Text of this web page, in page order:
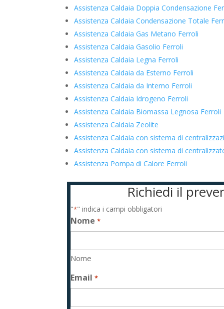
Assistenza Caldaia Doppia Condensazione
Assistenza Caldaia Condensazione Totale
Assistenza Caldaia Gas Metano Ferroli
Assistenza Caldaia Gasolio Ferroli
Assistenza Caldaia Legna Ferroli
Assistenza Caldaia da Esterno Ferroli
Assistenza Caldaia da Interno Ferroli
Assistenza Caldaia Idrogeno Ferroli
Assistenza Caldaia Biomassa Legnosa Ferroli
Assistenza Caldaia Zeolite
Assistenza Caldaia con sistema di
Assistenza Caldaia con sistema di
Assistenza Pompa di Calore Ferroli
Richiedi il
"*" indica i campi obbligatori
Nome *
Nome
Email *